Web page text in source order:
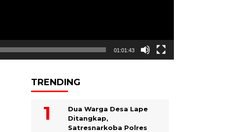
01:01:43
TRENDING
Dua Warga Desa Lape
Ditangkap,
Satresnarkoba Polres